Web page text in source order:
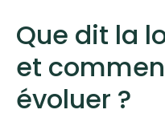
Que dit la
et
évoluer ?